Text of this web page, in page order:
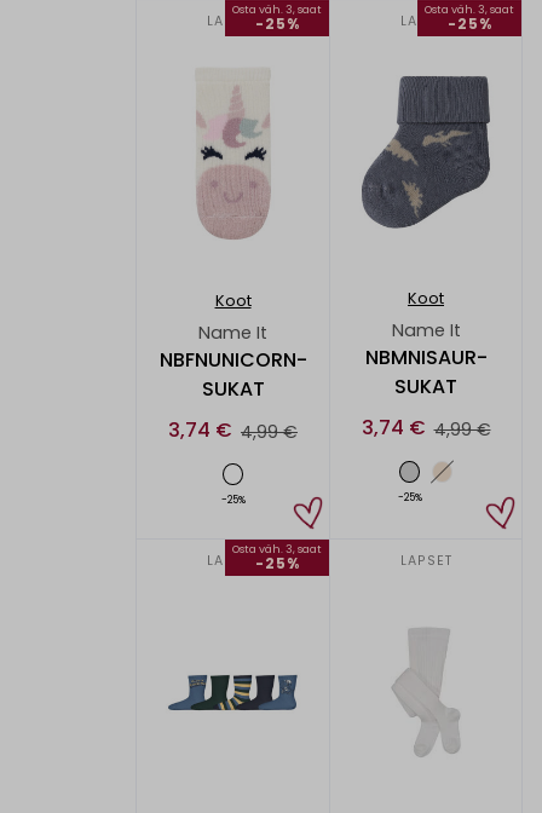
LAPSET
Osta väh. 3, saat
-25%
Koot
Name It
NBFNUNICORN-
SUKAT
3,74 € 4,99 €
-25%
LAPSET
Osta väh. 3, saat
-25%
Koot
Name It
NBMNISAUR-
SUKAT
3,74 € 4,99 €
-25%
LAPSET
Osta väh. 3, saat
-25% LAPSET